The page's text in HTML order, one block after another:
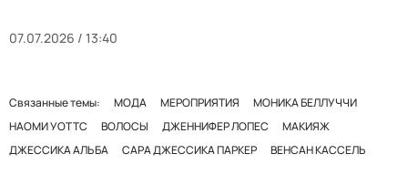
07.07.2026 / 13:40
Связанные темы: МОДА МЕРОПРИЯТИЯ
МОНИКА БЕЛЛУЧЧИ
НАОМИ УОТТС
ВОЛОСЫ ДЖЕННИФЕР ЛОПЕС
МАКИЯЖ
ДЖЕССИКА АЛЬБА
САРА ДЖЕССИКА ПАРКЕР ВЕНСАН КАССЕЛЬ